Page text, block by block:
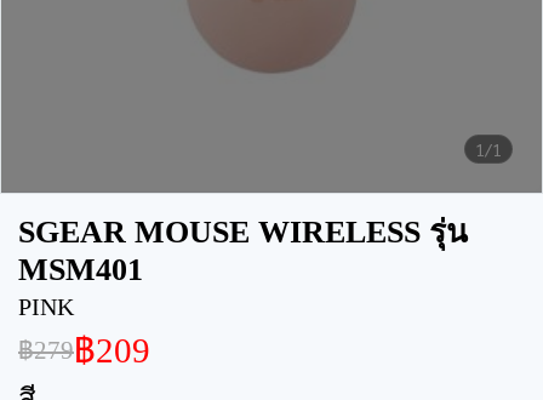
1/1
SGEAR MOUSE WIRELESS รุ่น
MSM401
PINK
฿279฿209